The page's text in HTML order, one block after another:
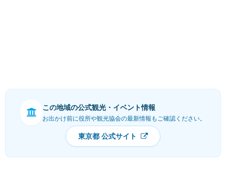
この地域の公式観光・イベント情報
お出かけ前に役所や観光協会の最新情報もご確認ください。
東京都 公式サイト